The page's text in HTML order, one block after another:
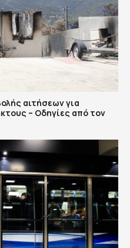
αιτήσεων για
– Οδηγίες από τον